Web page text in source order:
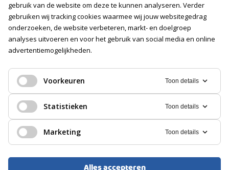
Verstuur mijn aanvraag
Wij gaan zorgvuldig om met jouw gegevens. Meer
informatie vind je in onze
gebruik van de website om deze te kunnen analyseren. Verder
gebruiken wij tracking cookies waarmee wij jouw websitegedrag
onderzoeken, de website verbeteren, markt- en doelgroep
analyses uitvoeren en voor het gebruik van social media en online
advertentiemogelijkheden.
Voorkeuren Toon details
Statistieken Toon details
Marketing Toon details